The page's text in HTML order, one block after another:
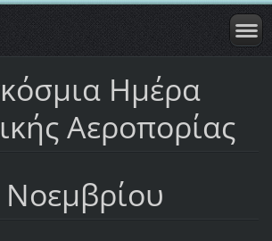
Ημέρα
Αεροπορίας